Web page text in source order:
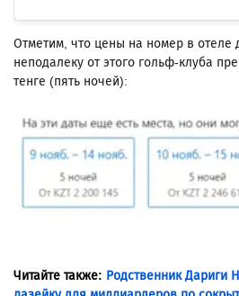
Отметим, что цены на номер в отеле
неподалеку от этого гольф-клуба
тенге (пять ночей):
Читайте также: Родственник Дариги